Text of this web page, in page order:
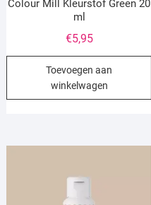
Colour Mill Kleurstof Green 20
ml
€5,95
Toevoegen aan
winkelwagen